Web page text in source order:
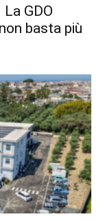
GDO
basta più